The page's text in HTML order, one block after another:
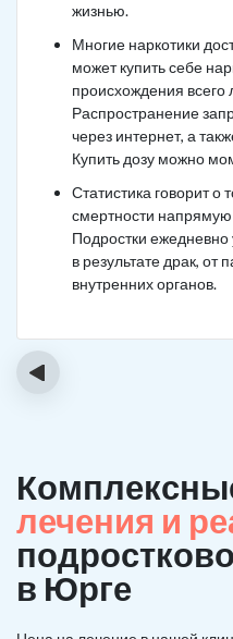
жизнью.
Многие наркотики
может купить себе
происхождения
Распространение
через интернет, а
Купить дозу можно
Статистика говорит о
смертности напрямую
Подростки
в результате драк, от
внутренних органов.
‹
лечения и
в Юрге